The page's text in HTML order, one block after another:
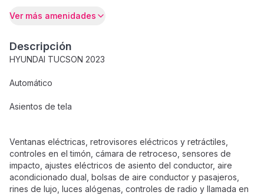
Ver más amenidades
Descripción
HYUNDAI TUCSON 2023
Automático
Asientos de tela
Ventanas eléctricas, retrovisores eléctricos y retráctiles,
controles en el timón, cámara de retroceso, sensores de
impacto, ajustes eléctricos de asiento del conductor, aire
acondicionado dual, bolsas de aire conductor y pasajeros,
rines de lujo, luces alógenas, controles de radio y llamada en